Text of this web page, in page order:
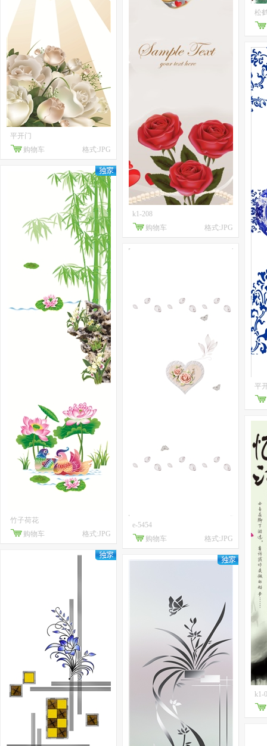
平开门
购物车
格式:JPG
竹子荷花
购物车
格式:JPG
k1-208
购物车
格式:JPG
e-5454
购物车
格式:JPG
松
平
k1-